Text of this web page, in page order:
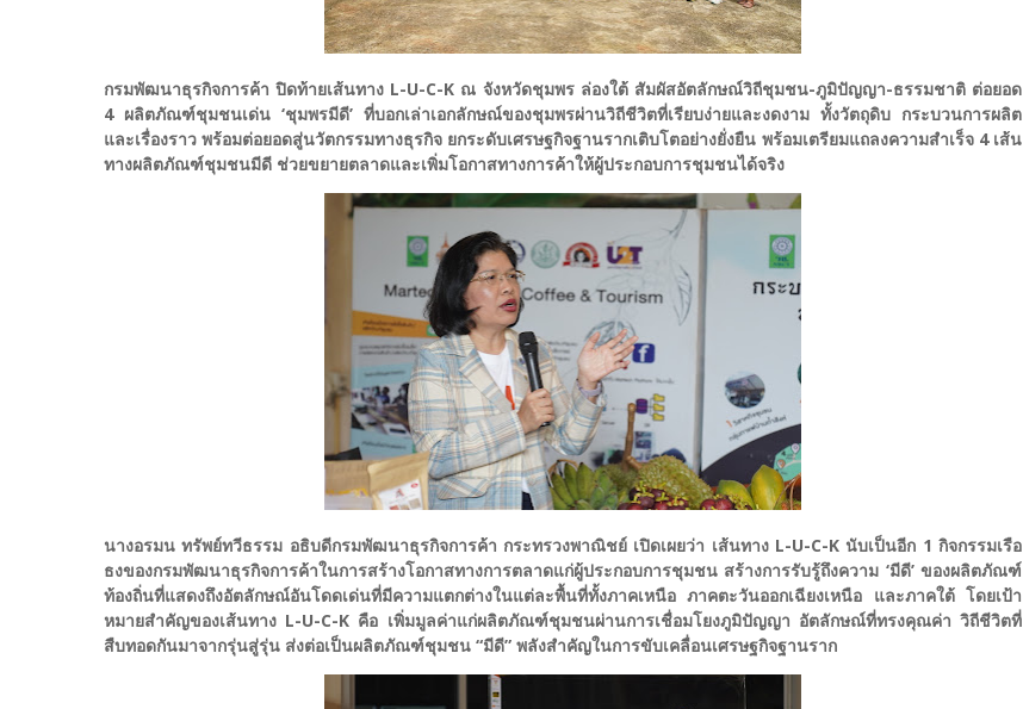
กรมพัฒนาธุรกิจการค้า ปิดท้ายเส้นทาง L-U-C-K ณ จังหวัดชุมพร ล่องใต้ สัมผัสอัตลักษณ์วิถีชุมชน-ภูมิปัญญา-ธรรมชาติ ต่อยอด
4 ผลิตภัณฑ์ชุมชนเด่น ‘ชุมพรมีดี’ ที่บอกเล่าเอกลักษณ์ของชุมพรผ่านวิถีชีวิตที่เรียบง่ายและงดงาม ทั้งวัตถุดิบ กระบวนการผลิต
และเรื่องราว พร้อมต่อยอดสู่นวัตกรรมทางธุรกิจ ยกระดับเศรษฐกิจฐานรากเติบโตอย่างยั่งยืน พร้อมเตรียมแถลงความสำเร็จ 4 เส้น
ทางผลิตภัณฑ์ชุมชนมีดี ช่วยขยายตลาดและเพิ่มโอกาสทางการค้าให้ผู้ประกอบการชุมชนได้จริง
นางอรมน ทรัพย์ทวีธรรม อธิบดีกรมพัฒนาธุรกิจการค้า กระทรวงพาณิชย์ เปิดเผยว่า เส้นทาง L-U-C-K นับเป็นอีก 1 กิจกรรมเรือ
ธงของกรมพัฒนาธุรกิจการค้าในการสร้างโอกาสทางการตลาดแก่ผู้ประกอบการชุมชน สร้างการรับรู้ถึงความ ‘มีดี’ ของผลิตภัณฑ์
ท้องถิ่นที่แสดงถึงอัตลักษณ์อันโดดเด่นที่มีความแตกต่างในแต่ละพื้นที่ทั้งภาคเหนือ ภาคตะวันออกเฉียงเหนือ และภาคใต้ โดยเป้า
หมายสำคัญของเส้นทาง L-U-C-K คือ เพิ่มมูลค่าแก่ผลิตภัณฑ์ชุมชนผ่านการเชื่อมโยงภูมิปัญญา อัตลักษณ์ที่ทรงคุณค่า วิถีชีวิตที่
สืบทอดกันมาจากรุ่นสู่รุ่น ส่งต่อเป็นผลิตภัณฑ์ชุมชน “มีดี” พลังสำคัญในการขับเคลื่อนเศรษฐกิจฐานราก